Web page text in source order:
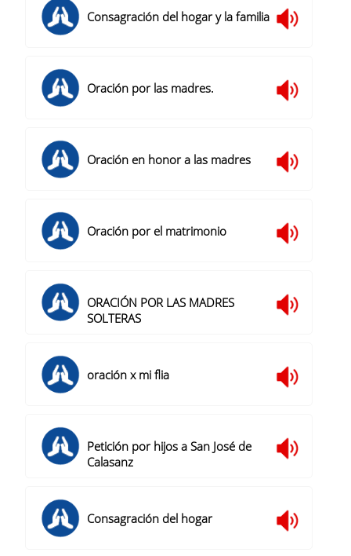
Consagración del hogar y la familia
Oración por las madres.
Oración en honor a las madres
Oración por el matrimonio
ORACIÓN POR LAS MADRES
SOLTERAS
oración x mi flia
Petición por hijos a San José de
Calasanz
Consagración del hogar